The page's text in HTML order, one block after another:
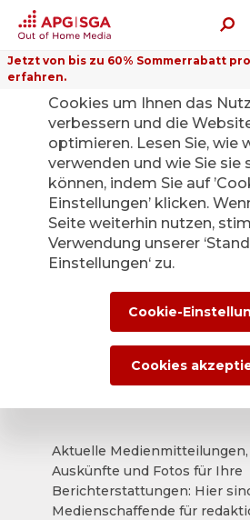
Jetzt von bis zu 60% Sommerrabatt
erfahren.
Zurück
Die APG|SGA
Medienstelle
News und
Aktuelle
Auskünfte und Fotos für Ihre
Berichterstattungen: Hier
Medienschaffende für
Auf dieser Website
Cookies um Ihnen das
verbessern und die
optimieren. Lesen Sie, wie
verwenden und wie Sie sie
können, indem Sie auf
Einstellungen’ klicken.
Seite weiterhin nutzen,
Verwendung unserer
Einstellungen‘ zu.
Cookie-
Cookies